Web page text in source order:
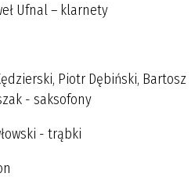
Ufnal – klarnety
Piotr Dębiński, Bartosz
- saksofony
- trąbki